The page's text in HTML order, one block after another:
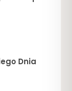
Dnia